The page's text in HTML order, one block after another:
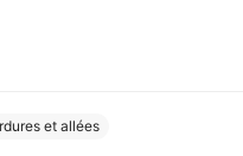
et allées